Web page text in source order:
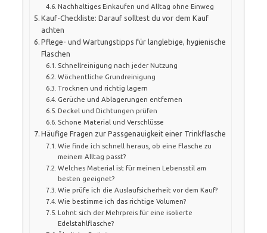
Nachhaltiges Einkaufen und Alltag ohne Einweg
Kauf-Checkliste: Darauf solltest du vor dem Kauf
achten
Pflege- und Wartungstipps für langlebige, hygienische
Flaschen
Schnellreinigung nach jeder Nutzung
Wöchentliche Grundreinigung
Trocknen und richtig lagern
Gerüche und Ablagerungen entfernen
Deckel und Dichtungen prüfen
Schone Material und Verschlüsse
Häufige Fragen zur Passgenauigkeit einer Trinkflasche
Wie finde ich schnell heraus, ob eine Flasche zu
meinem Alltag passt?
Welches Material ist für meinen Lebensstil am
besten geeignet?
Wie prüfe ich die Auslaufsicherheit vor dem Kauf?
Wie bestimme ich das richtige Volumen?
Lohnt sich der Mehrpreis für eine isolierte
Edelstahlflasche?